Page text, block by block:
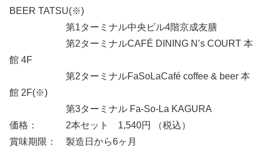
BEER TATSU(※)
第1ターミナル中央ビル4階京成友膳
第2ターミナルCAFÉ DINING N’s COURT 本
館 4F
第2ターミナルFaSoLaCafé coffee & beer 本
館 2F(※)
第3ターミナル Fa-So-La KAGURA
価格： 2本セット 1,540円 （税込）
賞味期限： 製造日から6ヶ月